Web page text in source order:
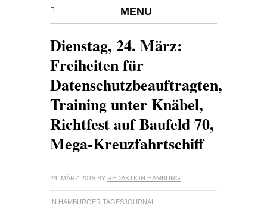
MENU
Dienstag, 24. März:
Freiheiten für
Datenschutzbeauftragten,
Training unter Knäbel,
Richtfest auf Baufeld 70,
Mega-Kreuzfahrtschiff
24. MÄRZ 2015 BY REDAKTION HAMBURG
IN HAMBURGER TAGESJOURNAL